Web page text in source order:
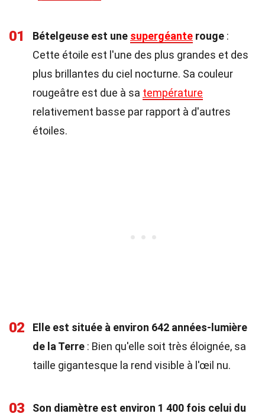
01 Bételgeuse est une supergéante rouge :
Cette étoile est l'une des plus grandes et des
plus brillantes du ciel nocturne. Sa couleur
rougeâtre est due à sa température
relativement basse par rapport à d'autres
étoiles.
02
Elle est située à environ 642 années-lumière
de la Terre : Bien qu'elle soit très éloignée, sa
taille gigantesque la rend visible à l'œil nu.
03
Son diamètre est environ 1 400 fois celui du